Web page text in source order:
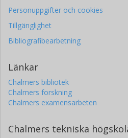
Personuppgifter och cookies
Tillgänglighet
Bibliografibearbetning
Länkar
Chalmers bibliotek
Chalmers forskning
Chalmers examensarbeten
Chalmers tekniska